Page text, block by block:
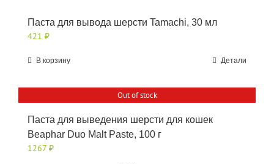
Паста для вывода шерсти Tamachi, 30 мл
421 ₽
В корзину Детали
Out of stock
Паста для выведения шерсти для кошек
Beaphar Duo Malt Paste, 100 г
1267 ₽